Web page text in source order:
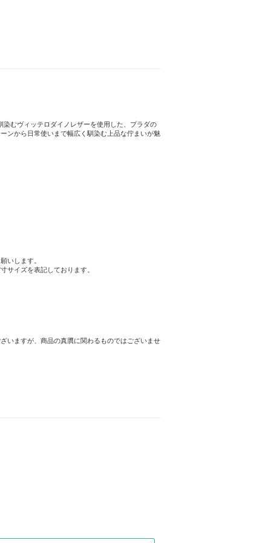
むヴィッテロダイノレザーを使用した、プラダの
ンから日常使いまで幅広く馴染む上品な佇まいが魅
いします。
サイズを表記しております。
いますが、商品の真贋に関わるものではございませ